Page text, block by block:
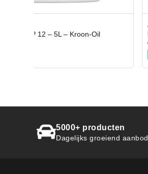
Krokodillen bek 2 stuks
5000+ producten
Dagelijks groeiend aanbod